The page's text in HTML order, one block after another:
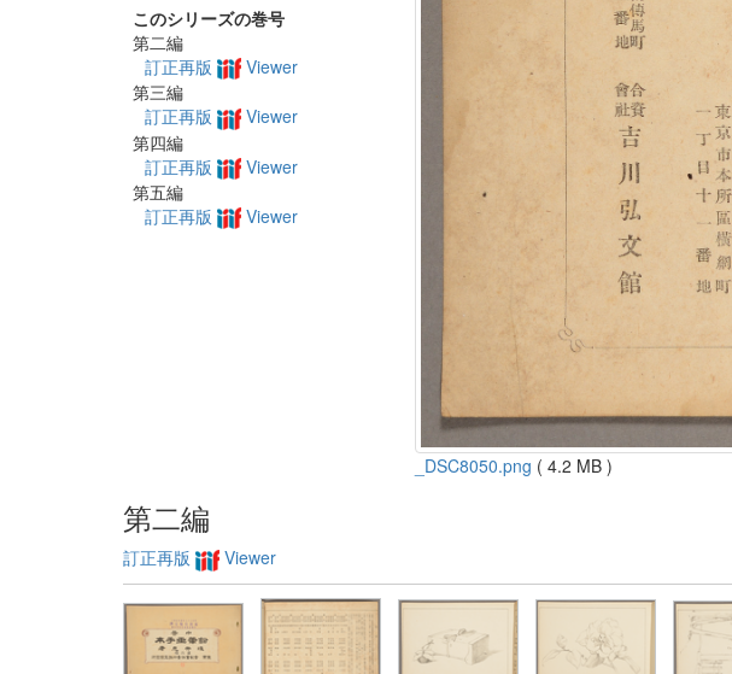
このシリーズの巻号
第二編
訂正再版
Viewer
第三編
訂正再版
Viewer
第四編
訂正再版
Viewer
第五編
訂正再版
Viewer
_DSC8050.png ( 4.2 MB )
第二編
訂正再版 Viewer